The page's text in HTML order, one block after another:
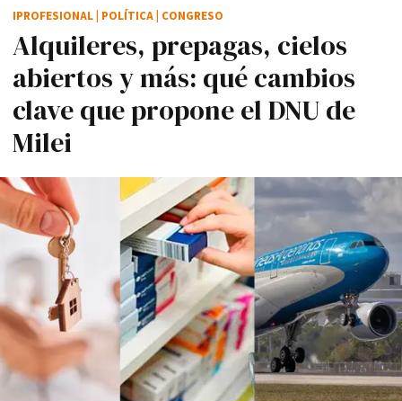
Alquileres, prepagas, cielos
abiertos y más: qué cambios
clave que propone el DNU de
Milei
IPROFESIONAL POLÍTICA CONGRESO